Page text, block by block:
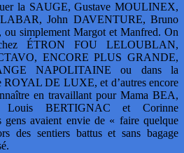
la SAUGE, Gustave MOULINEX,
John DAVENTURE, Bruno
simplement Margot et Manfred. On
ÉTRON FOU LELOUBLAN,
ENCORE PLUS GRANDE,
NAPOLITAINE ou dans la
ROYAL DE LUXE, et d’autres encore
en travaillant pour Mama BEA,
BERTIGNAC et Corinne
avaient envie de « faire quelque
des sentiers battus et sans bagage